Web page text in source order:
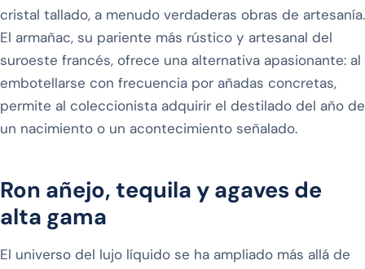
cristal tallado, a menudo verdaderas obras de artesanía.
El armañac, su pariente más rústico y artesanal del
suroeste francés, ofrece una alternativa apasionante: al
embotellarse con frecuencia por añadas concretas,
permite al coleccionista adquirir el destilado del año de
un nacimiento o un acontecimiento señalado.
Ron añejo, tequila y agaves de
alta gama
El universo del lujo líquido se ha ampliado más allá de